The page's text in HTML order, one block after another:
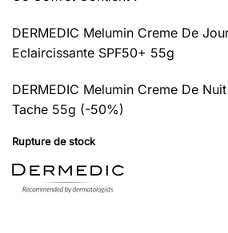
DERMEDIC Melumin Creme De
Eclaircissante SPF50+ 55g
DERMEDIC Melumin Creme De
Tache 55g (-50%)
Rupture de stock